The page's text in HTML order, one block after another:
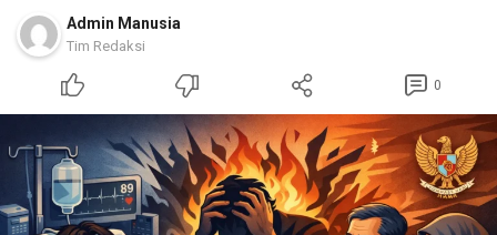
Admin Manusia
Tim Redaksi
0